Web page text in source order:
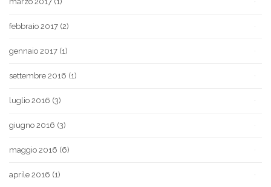
febbraio 2017 (2)
gennaio 2017 (1)
settembre 2016 (1)
luglio 2016 (3)
giugno 2016 (3)
maggio 2016 (6)
aprile 2016 (1)